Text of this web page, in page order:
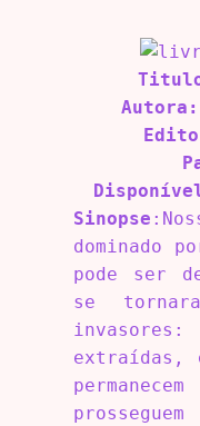
Sinopse
dominado
pode ser
se
extraídas,